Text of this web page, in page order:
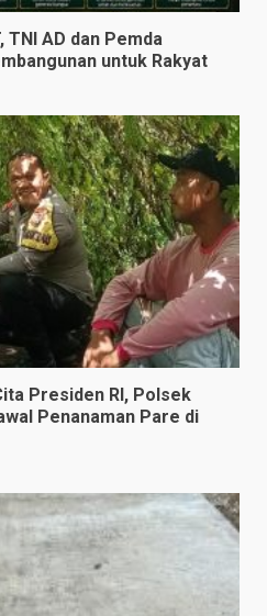
TNI AD dan Pemda
untuk Rakyat
Presiden RI, Polsek
Penanaman Pare di